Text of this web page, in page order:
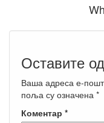
Оставите
Ваша адреса е-
поља су означена *
Коментар *